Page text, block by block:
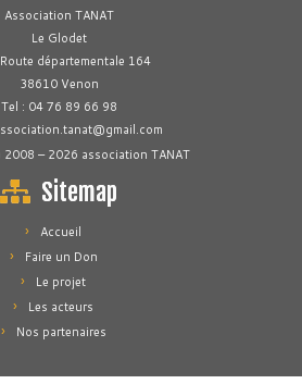
Association TANAT
Le Glodet
départementale 164
38610 Venon
Tel : 04 76 89 66 98
2008 – 2026 association TANAT
Sitemap
Accueil
Faire un Don
Le projet
Les acteurs
Nos partenaires